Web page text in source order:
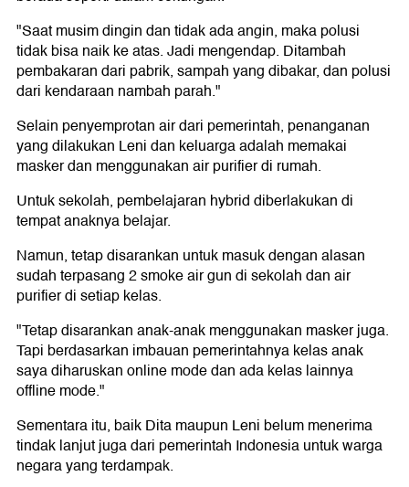
"Saat musim dingin dan tidak ada angin, maka polusi
tidak bisa naik ke atas. Jadi mengendap. Ditambah
pembakaran dari pabrik, sampah yang dibakar, dan polusi
dari kendaraan nambah parah."
Selain penyemprotan air dari pemerintah, penanganan
yang dilakukan Leni dan keluarga adalah memakai
masker dan menggunakan air purifier di rumah.
Untuk sekolah, pembelajaran hybrid diberlakukan di
tempat anaknya belajar.
Namun, tetap disarankan untuk masuk dengan alasan
sudah terpasang 2 smoke air gun di sekolah dan air
purifier di setiap kelas.
"Tetap disarankan anak-anak menggunakan masker juga.
Tapi berdasarkan imbauan pemerintahnya kelas anak
saya diharuskan online mode dan ada kelas lainnya
offline mode."
Sementara itu, baik Dita maupun Leni belum menerima
tindak lanjut juga dari pemerintah Indonesia untuk warga
negara yang terdampak.